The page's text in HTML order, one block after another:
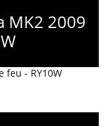
MK2 2009
- RY10W